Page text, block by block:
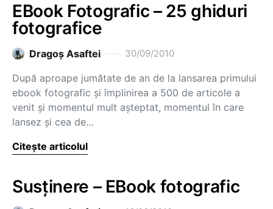
EBook Fotografic – 25 ghiduri
fotografice
Dragoş Asaftei 30/09/2010
După aproape jumătate de an de la lansarea primului
ebook fotografic şi împlinirea a 500 de articole a
venit şi momentul mult aşteptat, momentul în care
lansez şi cea de…
Citește articolul
Susţinere – EBook fotografic